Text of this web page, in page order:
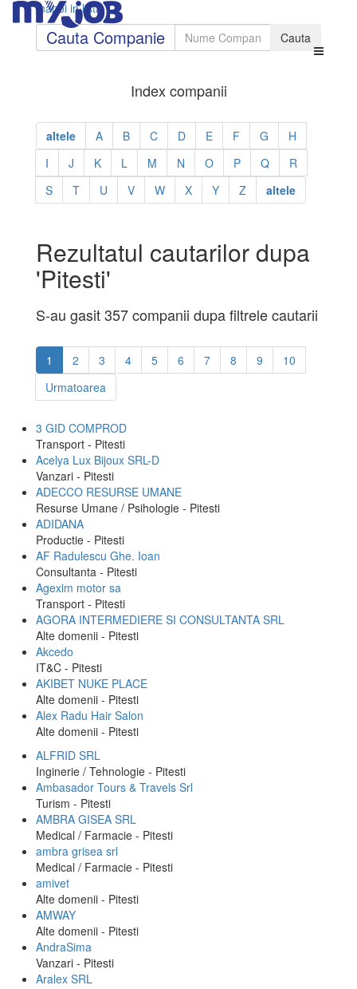
Inapoi in lista
Cauta Companie
Index companii
altele A B C D E F G
H
I
J K L M N O P Q
R
S
T U V W X Y Z altele
Rezultatul cautarilor dupa
'Pitesti'
S-au gasit 357 companii dupa filtrele cautarii
1 2 3 4 5 6 7 8 9
10
Urmatoarea
3 GID COMPROD
Transport - Pitesti
Acelya Lux Bijoux SRL-D
Vanzari - Pitesti
ADECCO RESURSE UMANE
Resurse Umane / Psihologie - Pitesti
ADIDANA
Productie - Pitesti
AF Radulescu Ghe. Ioan
Consultanta - Pitesti
Agexim motor sa
Transport - Pitesti
AGORA INTERMEDIERE SI CONSULTANTA SRL
Alte domenii - Pitesti
Akcedo
IT&C - Pitesti
AKIBET NUKE PLACE
Alte domenii - Pitesti
Alex Radu Hair Salon
Alte domenii - Pitesti
ALFRID SRL
Inginerie / Tehnologie - Pitesti
Ambasador Tours & Travels Srl
Turism - Pitesti
AMBRA GISEA SRL
Medical / Farmacie - Pitesti
ambra grisea srl
Medical / Farmacie - Pitesti
amivet
Alte domenii - Pitesti
AMWAY
Alte domenii - Pitesti
AndraSima
Vanzari - Pitesti
Aralex SRL